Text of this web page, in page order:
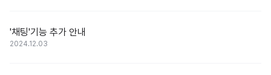
'채팅'기능 추가 안내
2024.12.03